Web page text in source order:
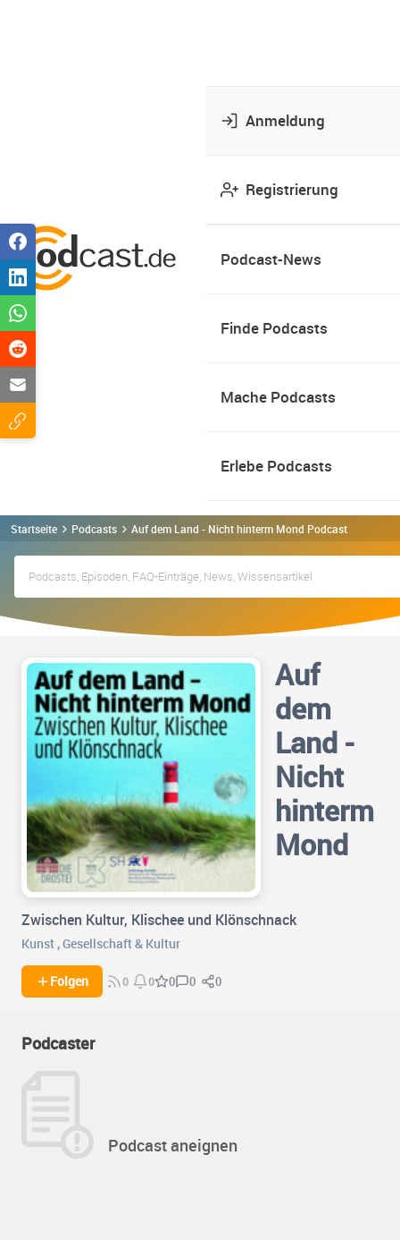
Anmeldung
Registrierung
Podcast-News
Finde Podcasts
Mache Podcasts
Erlebe Podcasts
Startseite Podcasts Auf dem Land - Nicht hinterm Mond Podcast
Auf
dem
Land -
Nicht
hinterm
Mond
Zwischen Kultur, Klischee und Klönschnack
Kunst ,Gesellschaft & Kultur
Folgen 0 0 0 0 0
Podcaster
Podcast aneignen